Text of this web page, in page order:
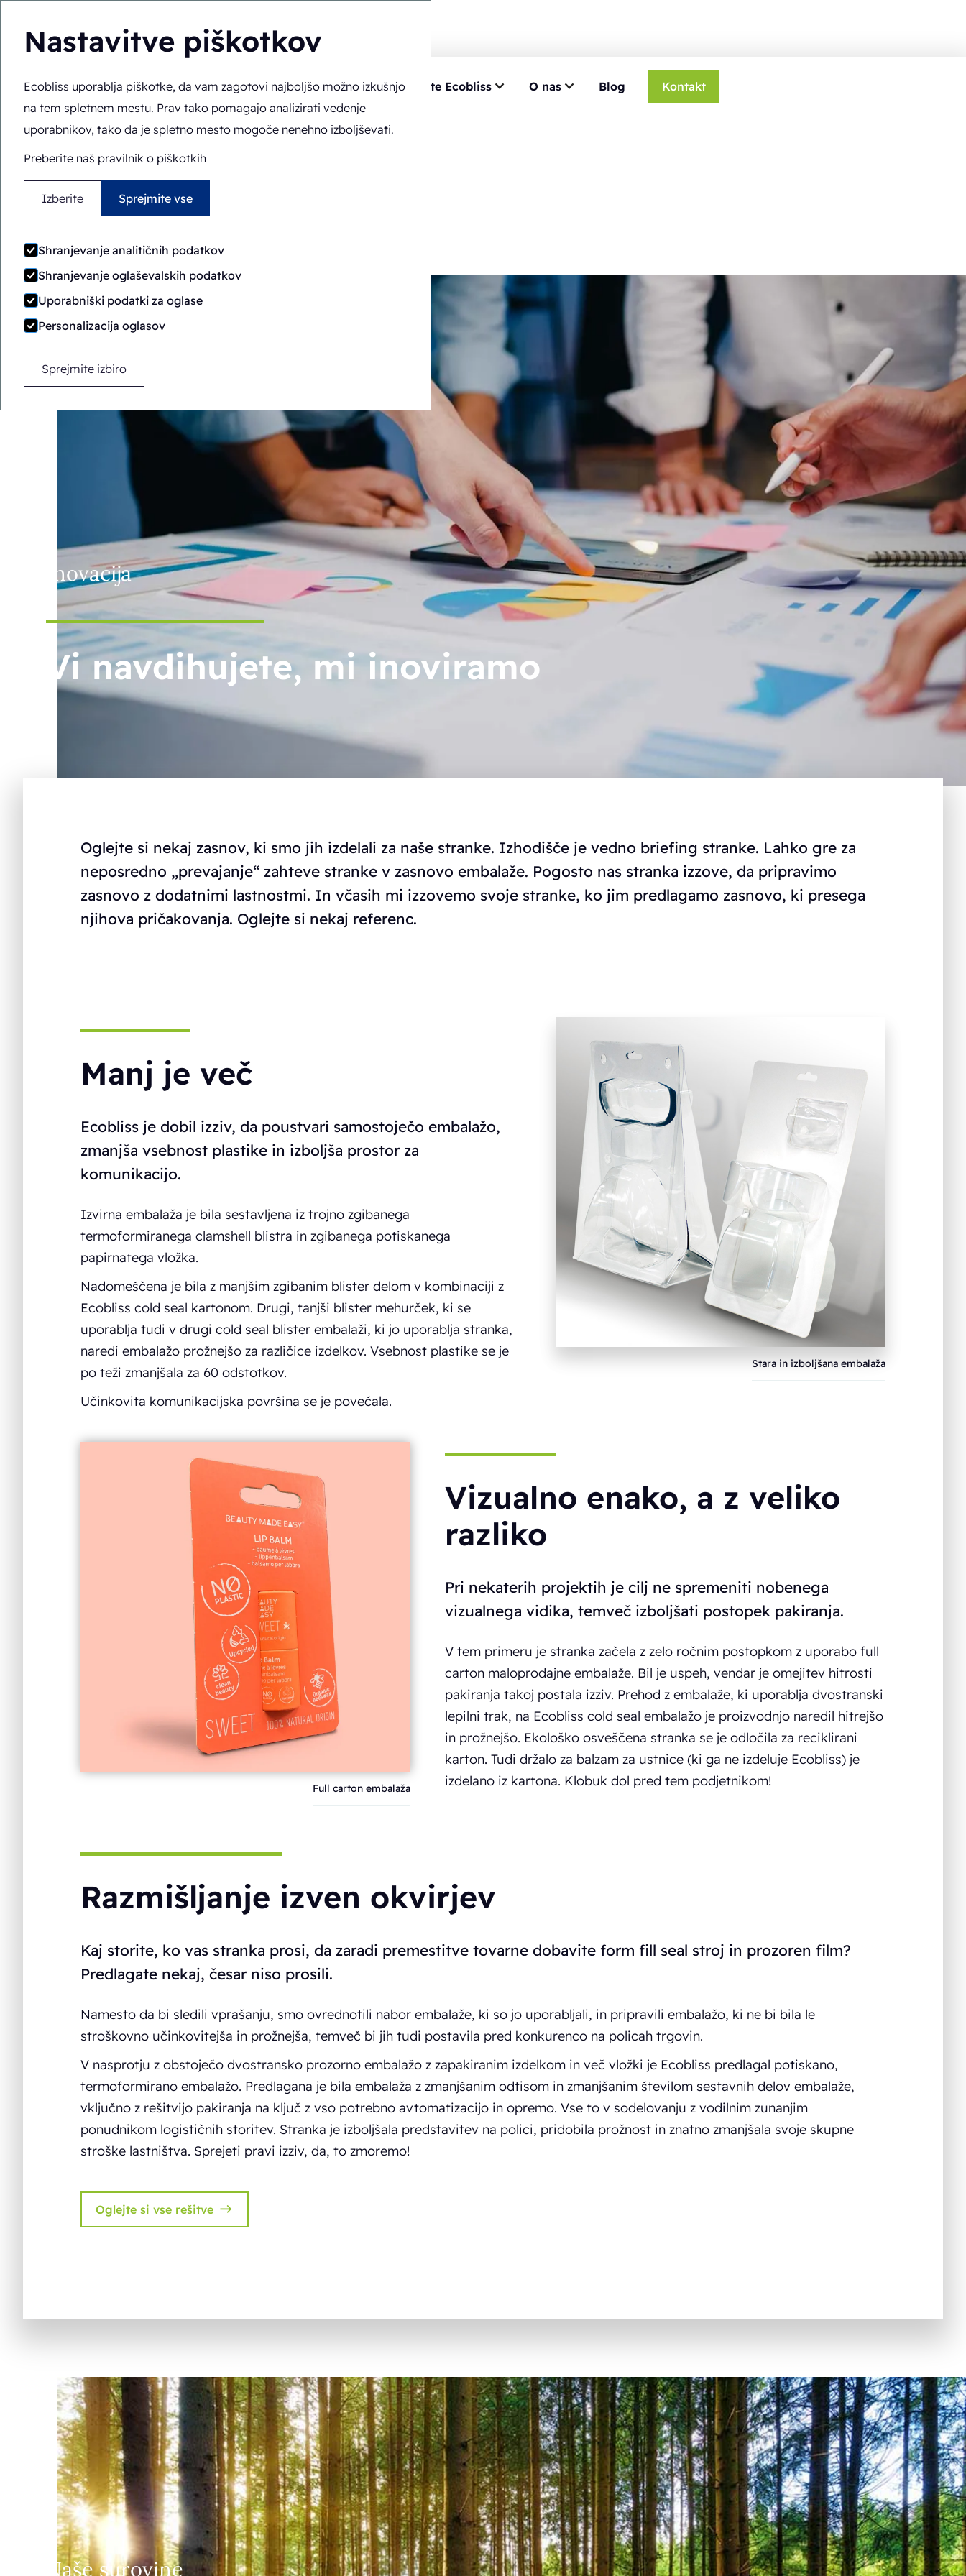
Nastavitve piškotkov
Ecobliss uporablja piškotke, da vam zagotovi najboljšo možno izkušnjo
na tem spletnem mestu. Prav tako pomagajo analizirati vedenje
uporabnikov, tako da je spletno mesto mogoče nenehno izboljševati.
Preberite naš pravilnik o piškotkih
Izberite Sprejmite vse
Shranjevanje analitičnih podatkov
Shranjevanje oglaševalskih podatkov
Uporabniški podatki za oglase
Personalizacija oglasov
Sprejmite izbiro
Rešitve Strokovno znanje Izberite Ecobliss O nas Blog Kontakt
SL
Domov Izberite Ecobliss Vi navdihujete, mi inoviramo
Inovacija
Vi navdihujete, mi inoviramo
Oglejte si nekaj zasnov, ki smo jih izdelali za naše stranke. Izhodišče je vedno briefing stranke. Lahko gre za
neposredno „prevajanje“ zahteve stranke v zasnovo embalaže. Pogosto nas stranka izzove, da pripravimo
zasnovo z dodatnimi lastnostmi. In včasih mi izzovemo svoje stranke, ko jim predlagamo zasnovo, ki presega
njihova pričakovanja. Oglejte si nekaj referenc.
Manj je več
Ecobliss je dobil izziv, da poustvari samostoječo embalažo,
zmanjša vsebnost plastike in izboljša prostor za
komunikacijo.
Izvirna embalaža je bila sestavljena iz trojno zgibanega
termoformiranega clamshell blistra in zgibanega potiskanega
papirnatega vložka.
Nadomeščena je bila z manjšim zgibanim blister delom v kombinaciji z
Ecobliss cold seal kartonom. Drugi, tanjši blister mehurček, ki se
uporablja tudi v drugi cold seal blister embalaži, ki jo uporablja stranka,
naredi embalažo prožnejšo za različice izdelkov. Vsebnost plastike se je
po teži zmanjšala za 60 odstotkov.
Učinkovita komunikacijska površina se je povečala.
Stara in izboljšana embalaža
Full carton embalaža
Vizualno enako, a z veliko
razliko
Pri nekaterih projektih je cilj ne spremeniti nobenega
vizualnega vidika, temveč izboljšati postopek pakiranja.
V tem primeru je stranka začela z zelo ročnim postopkom z uporabo full
carton maloprodajne embalaže. Bil je uspeh, vendar je omejitev hitrosti
pakiranja takoj postala izziv. Prehod z embalaže, ki uporablja dvostranski
lepilni trak, na Ecobliss cold seal embalažo je proizvodnjo naredil hitrejšo
in prožnejšo. Ekološko osveščena stranka se je odločila za reciklirani
karton. Tudi držalo za balzam za ustnice (ki ga ne izdeluje Ecobliss) je
izdelano iz kartona. Klobuk dol pred tem podjetnikom!
Razmišljanje izven okvirjev
Kaj storite, ko vas stranka prosi, da zaradi premestitve tovarne dobavite form fill seal stroj in prozoren film?
Predlagate nekaj, česar niso prosili.
Namesto da bi sledili vprašanju, smo ovrednotili nabor embalaže, ki so jo uporabljali, in pripravili embalažo, ki ne bi bila le
stroškovno učinkovitejša in prožnejša, temveč bi jih tudi postavila pred konkurenco na policah trgovin.
V nasprotju z obstoječo dvostransko prozorno embalažo z zapakiranim izdelkom in več vložki je Ecobliss predlagal potiskano,
termoformirano embalažo. Predlagana je bila embalaža z zmanjšanim odtisom in zmanjšanim številom sestavnih delov embalaže,
vključno z rešitvijo pakiranja na ključ z vso potrebno avtomatizacijo in opremo. Vse to v sodelovanju z vodilnim zunanjim
ponudnikom logističnih storitev. Stranka je izboljšala predstavitev na polici, pridobila prožnost in znatno zmanjšala svoje skupne
stroške lastništva. Sprejeti pravi izziv, da, to zmoremo!
Oglejte si vse rešitve
Naše surovine